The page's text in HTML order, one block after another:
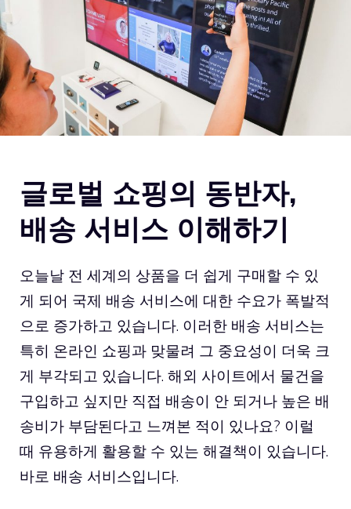
글로벌 쇼핑의 동반자,
배송 서비스 이해하기
오늘날 전 세계의 상품을 더 쉽게 구매할 수 있
게 되어 국제 배송 서비스에 대한 수요가 폭발적
으로 증가하고 있습니다. 이러한 배송 서비스는
특히 온라인 쇼핑과 맞물려 그 중요성이 더욱 크
게 부각되고 있습니다. 해외 사이트에서 물건을
구입하고 싶지만 직접 배송이 안 되거나 높은 배
송비가 부담된다고 느껴본 적이 있나요? 이럴
때 유용하게 활용할 수 있는 해결책이 있습니다.
바로 배송 서비스입니다.